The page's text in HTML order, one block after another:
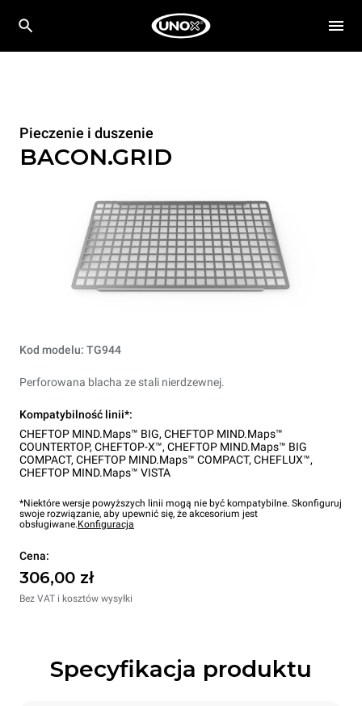
Pieczenie i duszenie
BACON.GRID
Kod modelu: TG944
Perforowana blacha ze stali nierdzewnej.
Kompatybilność linii*:
CHEFTOP MIND.Maps™ BIG, CHEFTOP MIND.Maps™
COUNTERTOP, CHEFTOP-X™, CHEFTOP MIND.Maps™ BIG
COMPACT, CHEFTOP MIND.Maps™ COMPACT, CHEFLUX™,
CHEFTOP MIND.Maps™ VISTA
*Niektóre wersje powyższych linii mogą nie być kompatybilne. Skonfiguruj
swoje rozwiązanie, aby upewnić się, że akcesorium jest
obsługiwane.Konfiguracja
Cena:
306,00 zł
Bez VAT i kosztów wysyłki
Specyfikacja produktu